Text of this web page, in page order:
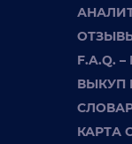
4+-комнатная
F.A.Q.
ВЫКУП
КАРТА